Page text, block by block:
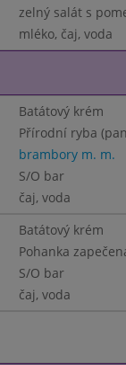
zelný salát s
mléko, čaj, voda
Batátový krém
Přírodní ryba
brambory m. m.
S/O bar
čaj, voda
Batátový krém
Pohanka
S/O bar
čaj, voda